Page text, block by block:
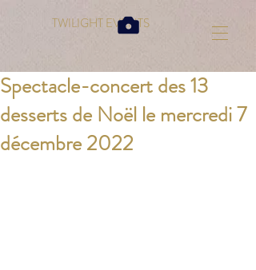
TWILIGHT EVENTS
Spectacle-concert des 13
desserts de Noël le mercredi 7
décembre 2022